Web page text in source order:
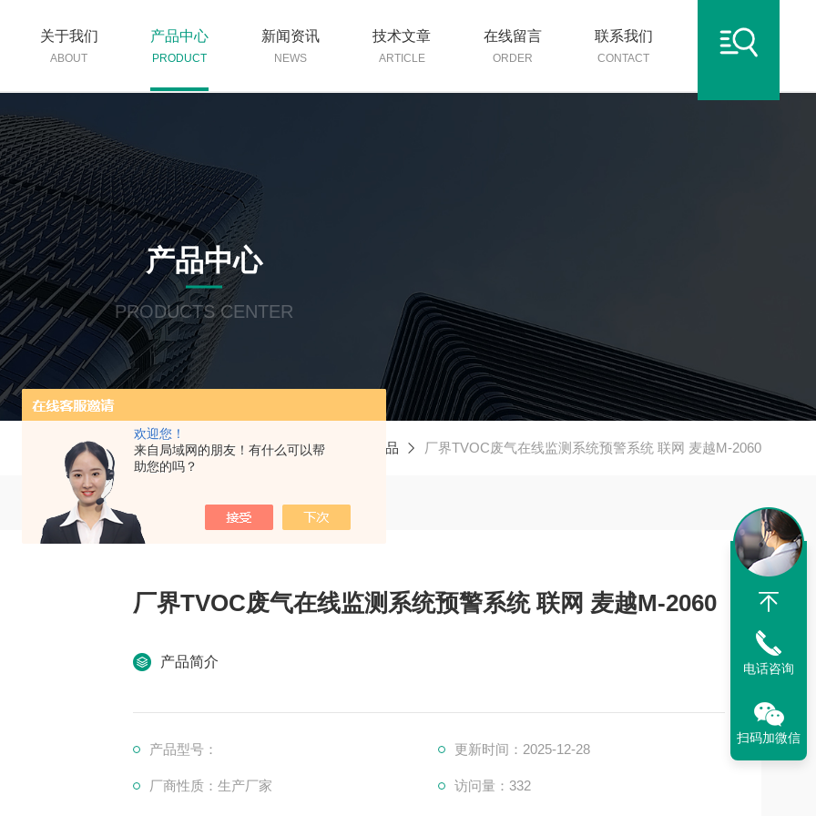
欢迎您！
来自局域网的朋友！有什么可以帮
助您的吗？
关于我们
ABOUT
产品中心
PRODUCT
新闻资讯
NEWS
技术文章
ARTICLE
在线留言
ORDER
联系我们
CONTACT
产品中心
PRODUCTS CENTER
当前位置：首页 产品中心 供应产品 厂界TVOC废气在线监测系统预警系统 联网 麦越M-2060
厂界TVOC废气在线监测系统预警系统 联网 麦越M-2060
产品简介
产品型号： 更新时间：2025-12-28
厂商性质：生产厂家 访问量：332
电话咨询
扫码加微信